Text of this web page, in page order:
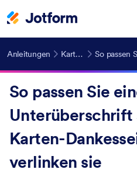
Anleitungen Kartenformulare
So passen Sie
Karten-
verlinken sie